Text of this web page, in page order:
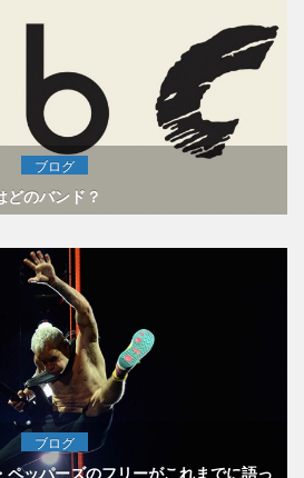
ブログ
どのバンド？
ブログ
ペッパーズのフリーがこれまでに語っ